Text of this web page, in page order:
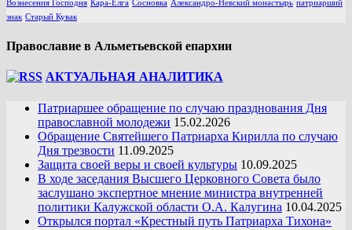
Вознесения Господня Кара-Елга Сосновка Александро-Невский монастырь патриарший
знак Старый Кувак
Православие в Альметьевской епархии
АКТУАЛЬНАЯ АНАЛИТИКА
Патриаршее обращение по случаю празднования Дня
православной молодежи 15.02.2026
Обращение Святейшего Патриарха Кирилла по случаю
Дня трезвости 11.09.2025
Защита своей веры и своей культуры 10.09.2025
В ходе заседания Высшего Церковного Совета было
заслушано экспертное мнение министра внутренней
политики Калужской области О.А. Калугина 10.04.2025
Открылся портал «Крестный путь Патриарха Тихона»